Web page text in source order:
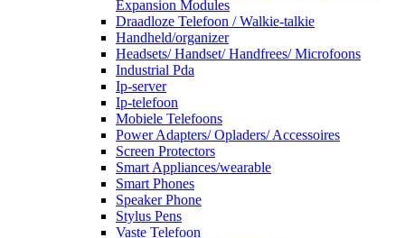
Expansion Modules
Draadloze Telefoon / Walkie-talkie
Handheld/organizer
Headsets/ Handset/ Handfrees/ Microfoons
Industrial Pda
Ip-server
Ip-telefoon
Mobiele Telefoons
Power Adapters/ Opladers/ Accessoires
Screen Protectors
Smart Appliances/wearable
Smart Phones
Speaker Phone
Stylus Pens
Vaste Telefoon